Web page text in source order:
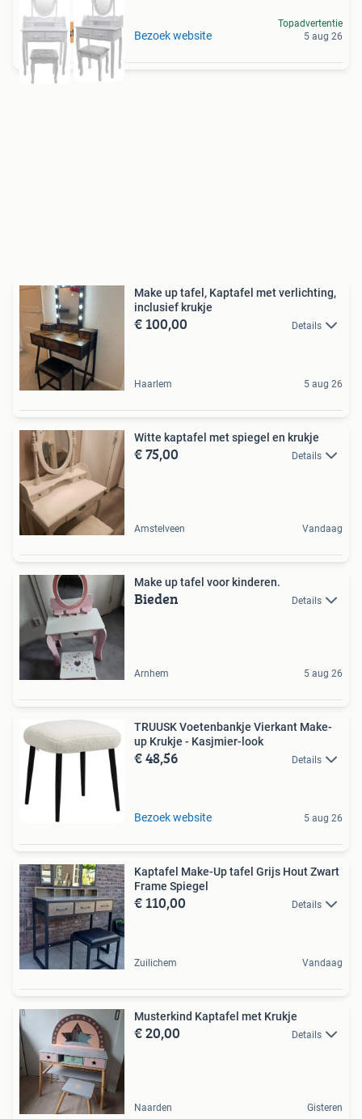
De beste prijs Bezoek website
Topadvertentie
5 aug 26
Make up tafel, Kaptafel met verlichting,
inclusief krukje
€ 100,00 Details
Haarlem 5 aug 26
Witte kaptafel met spiegel en krukje
€ 75,00 Details
Amstelveen Vandaag
Make up tafel voor kinderen.
Bieden Details
Arnhem 5 aug 26
TRUUSK Voetenbankje Vierkant Make-
up Krukje - Kasjmier-look
€ 48,56 Details
Bezoek website 5 aug 26
Kaptafel Make-Up tafel Grijs Hout Zwart
Frame Spiegel
€ 110,00 Details
Zuilichem Vandaag
Musterkind Kaptafel met Krukje
€ 20,00 Details
Naarden Gisteren